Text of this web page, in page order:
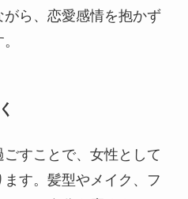
ら、恋愛感情を抱かず
すことで、女性として
す。髪型やメイク、フ